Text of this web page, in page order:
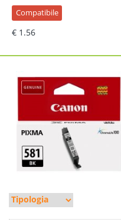
Compatibile
€ 1.56